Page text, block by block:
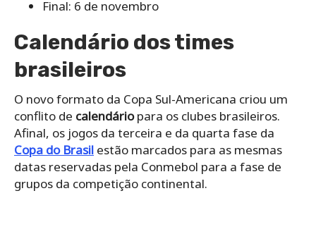
Final: 6 de novembro
Calendário dos times
brasileiros
O novo formato da Copa Sul-Americana criou um
conflito de calendáriopara os clubes brasileiros.
Afinal, os jogos da terceira e da quarta fase da
Copa do Brasil estão marcados para as mesmas
datas reservadas pela Conmebol para a fase de
grupos da competição continental.